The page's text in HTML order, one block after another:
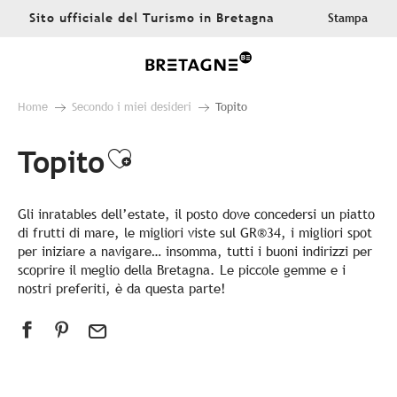
AllerSito ufficiale del Turismo in Bretagna Stampa
Home Secondo i miei desideri Topito
TopitoAjouter aux favoris
Gli inratables dell’estate, il posto dove concedersi un piatto
di frutti di mare, le migliori viste sul GR®34, i migliori spot
per iniziare a navigare… insomma, tutti i buoni indirizzi per
scoprire il meglio della Bretagna. Le piccole gemme e i
nostri preferiti, è da questa parte!